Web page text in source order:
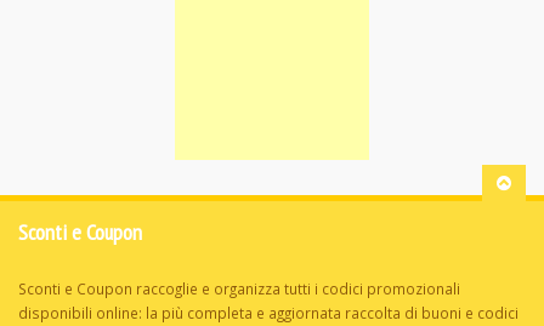
Sconti e Coupon
Sconti e Coupon raccoglie e organizza tutti i codici promozionali
disponibili online: la più completa e aggiornata raccolta di buoni e codici